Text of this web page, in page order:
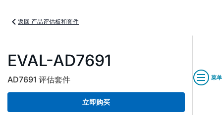
返回 产品评估板和套件
EVAL-AD7691
AD7691 评估套件
立即购买
菜单